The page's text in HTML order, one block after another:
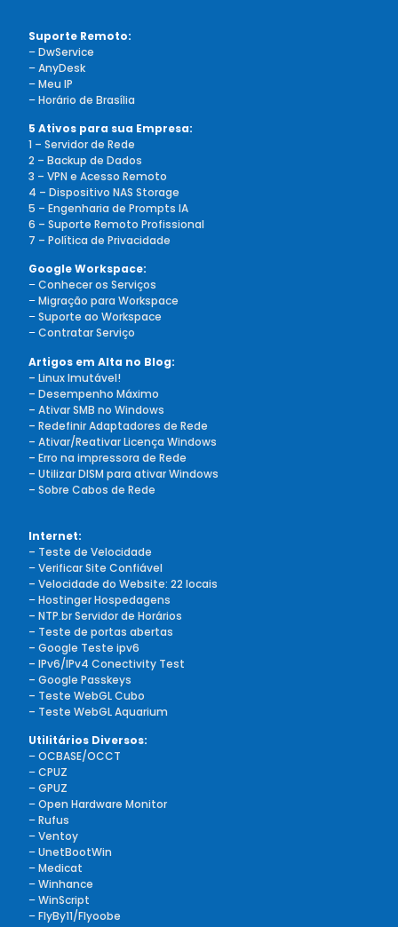
Suporte Remoto:
–DwService
–AnyDesk
–Meu IP
–Horário de Brasília
5 Ativos para sua Empresa:
1 – Servidor de Rede
2 – Backup de Dados
3 – VPN e Acesso Remoto
4 – Dispositivo NAS Storage
5 – Engenharia de Prompts IA
6 – Suporte Remoto Profissional
7 – Política de Privacidade
Google Workspace:
–Conhecer os Serviços
–Migração para Workspace
–Suporte ao Workspace
–Contratar Serviço
Artigos em Alta no Blog:
– Linux Imutável!
– Desempenho Máximo
– Ativar SMB no Windows
– Redefinir Adaptadores de Rede
– Ativar/Reativar Licença Windows
– Erro na impressora de Rede
– Utilizar DISM para ativar Windows
– Sobre Cabos de Rede
Internet:
– Teste de Velocidade
–Verificar Site Confiável
– Velocidade do Website: 22 locais
–Hostinger Hospedagens
– NTP.br Servidor de Horários
– Teste de portas abertas
– Google Teste ipv6
– IPv6/IPv4 Conectivity Test
– Google Passkeys
– Teste WebGL Cubo
– Teste WebGL Aquarium
Utilitários Diversos:
–OCBASE/OCCT
–CPUZ
–GPUZ
–Open Hardware Monitor
–Rufus
–Ventoy
–UnetBootWin
–Medicat
–Winhance
–WinScript
–FlyBy11/Flyoobe